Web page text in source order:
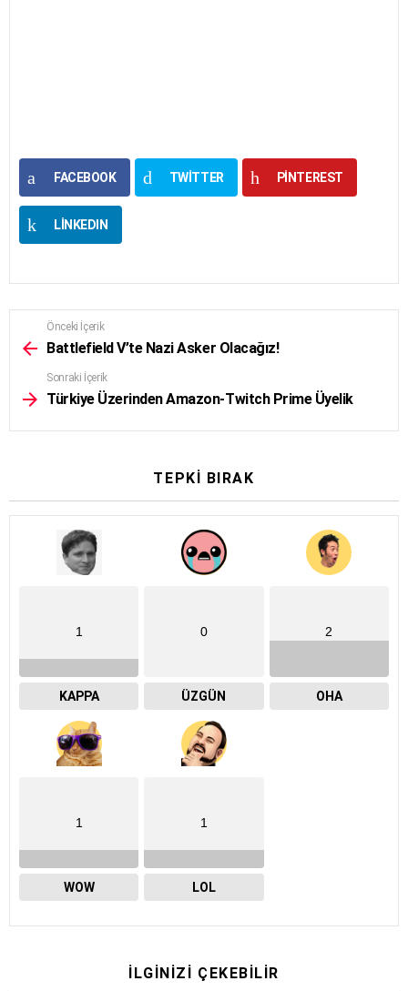
FACEBOOK TWITTER PINTEREST
LINKEDIN
more
Önceki İçerik
Battlefield V’te Nazi Asker Olacağız!
Sonraki İçerik
Türkiye Üzerinden Amazon-Twitch Prime Üyelik
TEPKI BIRAK
1
KAPPA
0
ÜZGÜN
2
OHA
1
WOW
1
LOL
İLGINIZI ÇEKEBILIR